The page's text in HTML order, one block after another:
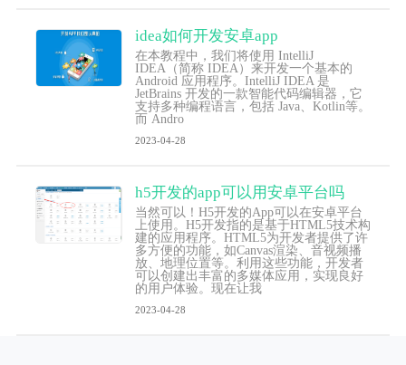
idea如何开发安卓app
在本教程中，我们将使用 IntelliJ
IDEA（简称 IDEA）来开发一个基本的
Android 应用程序。IntelliJ IDEA 是
JetBrains 开发的一款智能代码编辑器，它
支持多种编程语言，包括 Java、Kotlin等。
而 Andro
2023-04-28
h5开发的app可以用安卓平台吗
当然可以！H5开发的App可以在安卓平台
上使用。H5开发指的是基于HTML5技术构
建的应用程序。HTML5为开发者提供了许
多方便的功能，如Canvas渲染、音视频播
放、地理位置等。利用这些功能，开发者
可以创建出丰富的多媒体应用，实现良好
的用户体验。现在让我
2023-04-28